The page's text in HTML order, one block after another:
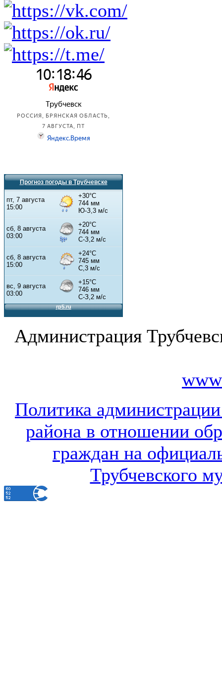
Прогноз погоды в Трубчевске
Администрация
Политика
района в отношении
граждан на
Трубчевского